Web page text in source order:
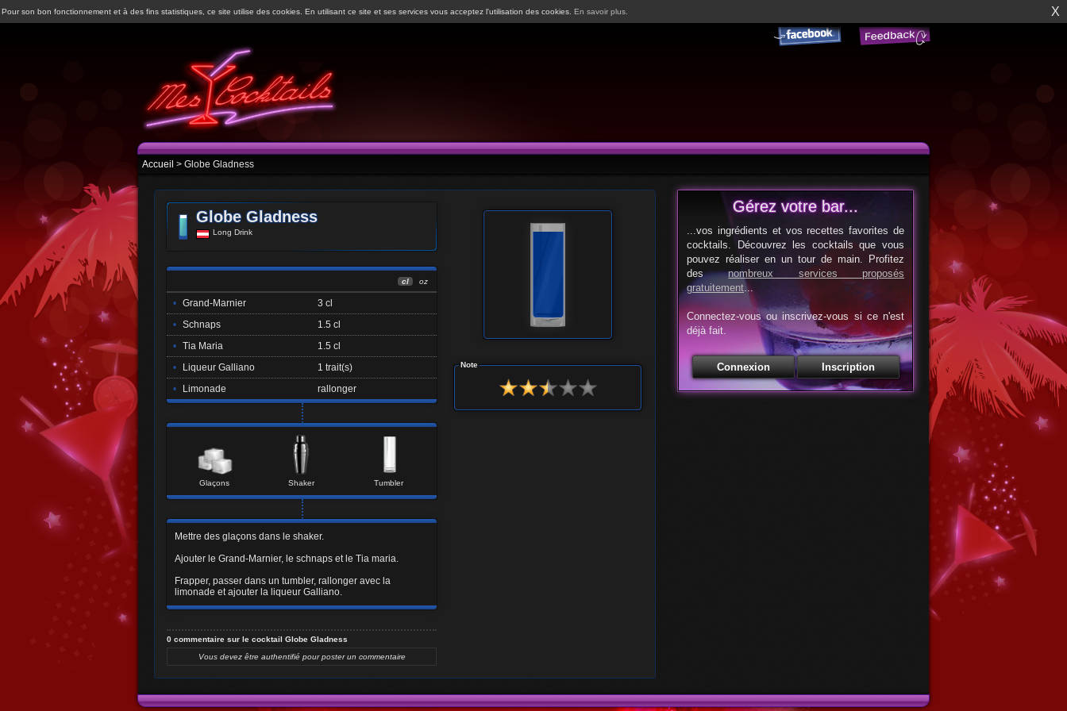
Pour son bon fonctionnement et à des fins statistiques, ce site utilise des cookies. En utilisant ce site et ses services vous acceptez l'utilisation des cookies. En savoir plus. X
Accueil > Globe Gladness
Globe Gladness
Long Drink
oz
cl
• Grand-Marnier
3 cl
• Schnaps
1.5 cl
• Tia Maria
1.5 cl
•
Liqueur Galliano
1 trait(s)
•
Limonade rallonger
Glaçons Shaker Tumbler
Mettre des glaçons dans le shaker.
Ajouter le Grand-Marnier, le schnaps et le Tia maria.
Frapper, passer dans un tumbler, rallonger avec la
limonade et ajouter la liqueur Galliano.
0 commentaire sur le cocktail Globe Gladness
Vous devez être authentifié pour poster un commentaire
Note
Gérez votre bar...
...vos ingrédients et vos recettes favorites de
cocktails. Découvrez les cocktails que vous
pouvez réaliser en un tour de main. Profitez
desnombreux services proposés
gratuitement...
Connectez-vous ou inscrivez-vous si ce n'est
déjà fait.